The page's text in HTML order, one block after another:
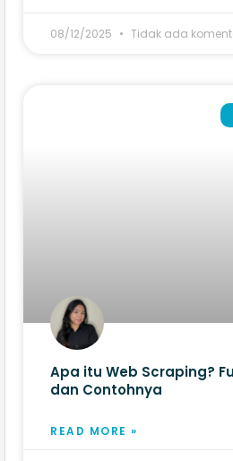
08/12/2025 Tidak ada
Apa itu Web Scraping?
dan Contohnya
READ MORE »